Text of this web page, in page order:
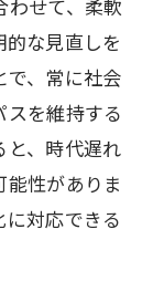
わせて、柔軟
な見直しを
で、常に社会
を維持する
と、時代遅れ
性がありま
対応できる